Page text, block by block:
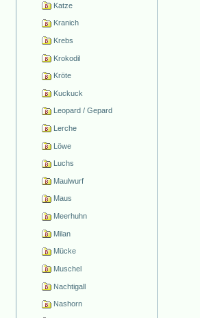
Katze
Kranich
Krebs
Krokodil
Kröte
Kuckuck
Leopard / Gepard
Lerche
Löwe
Luchs
Maulwurf
Maus
Meerhuhn
Milan
Mücke
Muschel
Nachtigall
Nashorn